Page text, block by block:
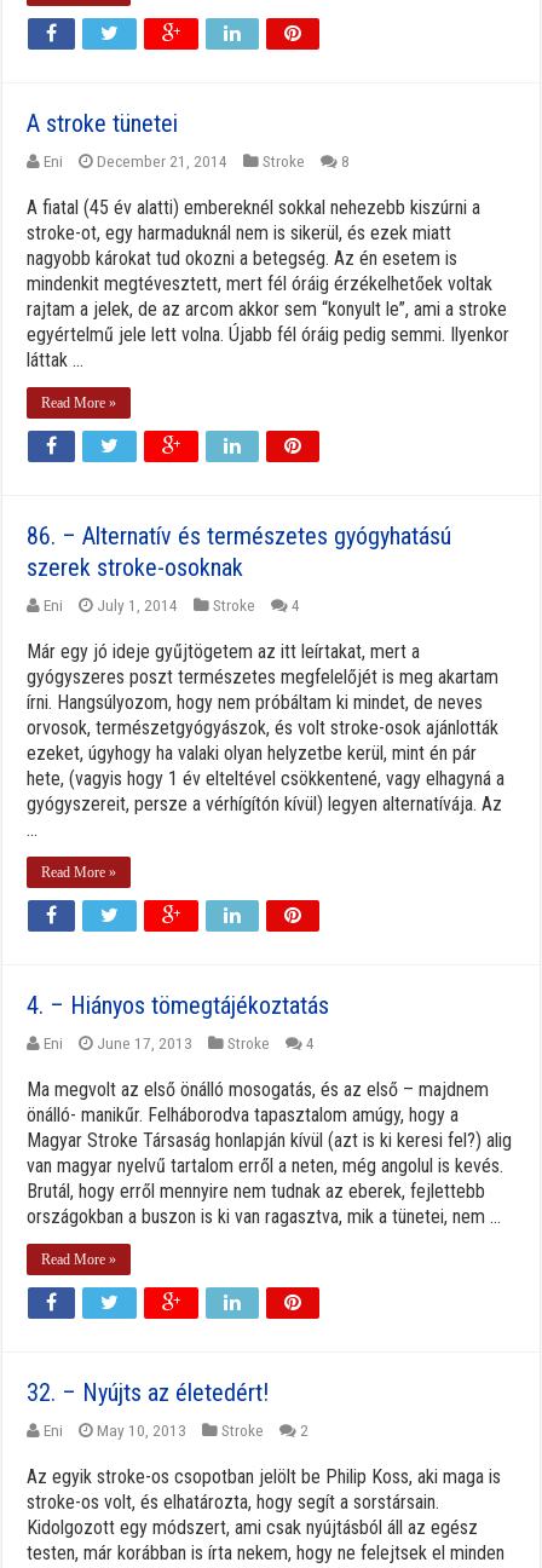
A stroke tünetei
Eni December 21, 2014 Stroke 8
A fiatal (45 év alatti) embereknél sokkal nehezebb kiszúrni a
stroke-ot, egy harmaduknál nem is sikerül, és ezek miatt
nagyobb károkat tud okozni a betegség. Az én esetem is
mindenkit megtévesztett, mert fél óráig érzékelhetőek voltak
rajtam a jelek, de az arcom akkor sem “konyult le”, ami a stroke
egyértelmű jele lett volna. Újabb fél óráig pedig semmi. Ilyenkor
láttak ...
Read More »
86. – Alternatív és természetes gyógyhatású
szerek stroke-osoknak
Eni July 1, 2014 Stroke 4
Már egy jó ideje gyűjtögetem az itt leírtakat, mert a
gyógyszeres poszt természetes megfelelőjét is meg akartam
írni. Hangsúlyozom, hogy nem próbáltam ki mindet, de neves
orvosok, természetgyógyászok, és volt stroke-osok ajánlották
ezeket, úgyhogy ha valaki olyan helyzetbe kerül, mint én pár
hete, (vagyis hogy 1 év elteltével csökkentené, vagy elhagyná a
gyógyszereit, persze a vérhígítón kívül) legyen alternatívája. Az
...
Read More »
4. – Hiányos tömegtájékoztatás
Eni June 17, 2013 Stroke 4
Ma megvolt az első önálló mosogatás, és az első – majdnem
önálló- manikűr. Felháborodva tapasztalom amúgy, hogy a
Magyar Stroke Társaság honlapján kívül (azt is ki keresi fel?) alig
van magyar nyelvű tartalom erről a neten, még angolul is kevés.
Brutál, hogy erről mennyire nem tudnak az eberek, fejlettebb
országokban a buszon is ki van ragasztva, mik a tünetei, nem ...
Read More »
32. – Nyújts az életedért!
Eni May 10, 2013 Stroke 2
Az egyik stroke-os csopotban jelölt be Philip Koss, aki maga is
stroke-os volt, és elhatározta, hogy segít a sorstársain.
Kidolgozott egy módszert, ami csak nyújtásból áll az egész
testen, már korábban is írta nekem, hogy ne felejtsek el minden